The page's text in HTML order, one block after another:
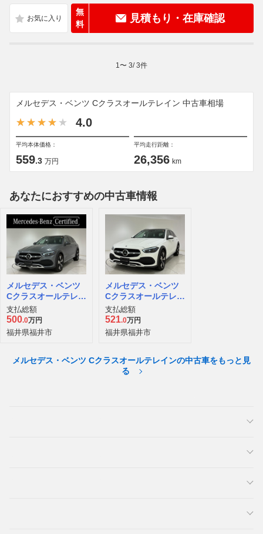
無
料
見積もり・在庫確認
1 〜 3/3件
メルセデス・ベンツ Cクラスオールテレイン 中古車相場
4.0
平均本体価格：
559.3 万円
平均走行距離：
26,356 km
あなたにおすすめの中古車情報
メルセデス・ベンツ
Cクラスオールテレイ
ン C220 d 4マチック
(ISG搭載モデル) ディ
ーゼルターボ 4WD M
P202302
支払総額
500.0万円
福井県福井市
メルセデス・ベンツ
Cクラスオールテレイ
ン C220 d 4マチック
(ISG搭載モデル) ディ
ーゼルターボ 4WD
支払総額
521.0万円
福井県福井市
メルセデス・ベンツ Cクラスオールテレインの中古車をもっと見
る